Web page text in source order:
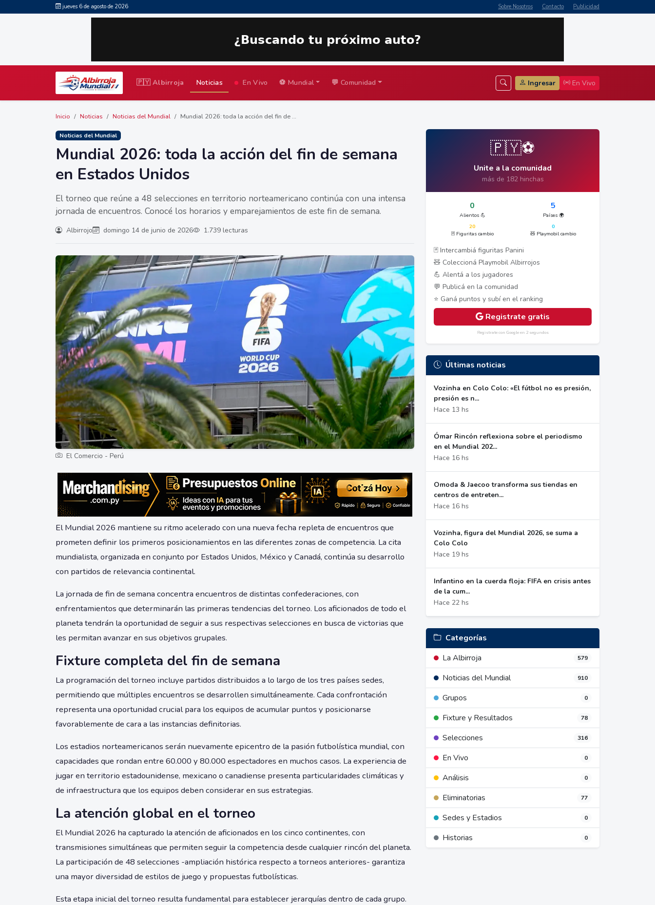
jueves 6 de agosto de 2026 Sobre Nosotros Contacto Publicidad
🇵🇾 Albirroja Noticias En Vivo ⚽ Mundial 💬 Comunidad Ingresar En Vivo
Inicio Noticias Noticias del Mundial Mundial 2026: toda la acción del fin de ...
Noticias del Mundial
Mundial 2026: toda la acción del fin de semana
en Estados Unidos
El torneo que reúne a 48 selecciones en territorio norteamericano continúa con una intensa
jornada de encuentros. Conocé los horarios y emparejamientos de este fin de semana.
Albirrojo domingo 14 de junio de 2026 1.739 lecturas
El Comercio - Perú
El Mundial 2026 mantiene su ritmo acelerado con una nueva fecha repleta de encuentros que
prometen definir los primeros posicionamientos en las diferentes zonas de competencia. La cita
mundialista, organizada en conjunto por Estados Unidos, México y Canadá, continúa su desarrollo
con partidos de relevancia continental.
La jornada de fin de semana concentra encuentros de distintas confederaciones, con
enfrentamientos que determinarán las primeras tendencias del torneo. Los aficionados de todo el
planeta tendrán la oportunidad de seguir a sus respectivas selecciones en busca de victorias que
les permitan avanzar en sus objetivos grupales.
Fixture completa del fin de semana
La programación del torneo incluye partidos distribuidos a lo largo de los tres países sedes,
permitiendo que múltiples encuentros se desarrollen simultáneamente. Cada confrontación
representa una oportunidad crucial para los equipos de acumular puntos y posicionarse
favorablemente de cara a las instancias definitorias.
Los estadios norteamericanos serán nuevamente epicentro de la pasión futbolística mundial, con
capacidades que rondan entre 60.000 y 80.000 espectadores en muchos casos. La experiencia de
jugar en territorio estadounidense, mexicano o canadiense presenta particularidades climáticas y
de infraestructura que los equipos deben considerar en sus estrategias.
La atención global en el torneo
El Mundial 2026 ha capturado la atención de aficionados en los cinco continentes, con
transmisiones simultáneas que permiten seguir la competencia desde cualquier rincón del planeta.
La participación de 48 selecciones -ampliación histórica respecto a torneos anteriores- garantiza
una mayor diversidad de estilos de juego y propuestas futbolísticas.
Esta etapa inicial del torneo resulta fundamental para establecer jerarquías dentro de cada grupo.
🇵🇾⚽
Unite a la comunidad
más de 182 hinchas
0
Alientos 💪
5
Países 🌍
20
🃏 Figuritas cambio
0
🧸 Playmobil cambio
🃏 Intercambiá figuritas Panini
🧸 Coleccioná Playmobil Albirrojos
💪 Alentá a los jugadores
💬 Publicá en la comunidad
⭐ Ganá puntos y subí en el ranking
Registrate gratis
Registrate con Google en 2 segundos
Últimas noticias
Vozinha en Colo Colo: «El fútbol no es presión,
presión es n...
Hace 13 hs
Ómar Rincón reflexiona sobre el periodismo
en el Mundial 202...
Hace 16 hs
Omoda & Jaecoo transforma sus tiendas en
centros de entreten...
Hace 16 hs
Vozinha, figura del Mundial 2026, se suma a
Colo Colo
Hace 19 hs
Infantino en la cuerda floja: FIFA en crisis antes
de la cum...
Hace 22 hs
Categorías
La Albirroja
579
Noticias del Mundial 910
Grupos 0
Fixture y Resultados 78
Selecciones 316
En Vivo 0
Análisis 0
Eliminatorias 77
Sedes y Estadios 0
Historias 0